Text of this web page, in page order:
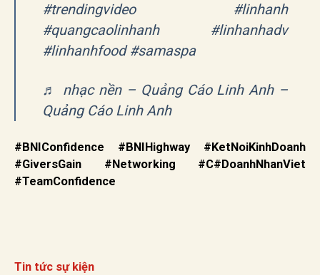
#trendingvideo
#linhanh
#quangcaolinhanh
#linhanhadv
#linhanhfood #samaspa
♬ nhạc nền – Quảng Cáo Linh Anh –
Quảng Cáo Linh Anh
#BNIConfidence #BNIHighway #KetNoiKinhDoanh
#GiversGain #Networking #C#DoanhNhanViet
#TeamConfidence
Tin tức sự kiện